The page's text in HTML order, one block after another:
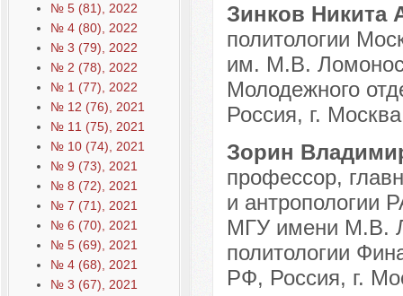
№ 5 (81), 2022
№ 4 (80), 2022
№ 3 (79), 2022
№ 2 (78), 2022
№ 1 (77), 2022
№ 12 (76), 2021
№ 11 (75), 2021
№ 10 (74), 2021
№ 9 (73), 2021
№ 8 (72), 2021
№ 7 (71), 2021
№ 6 (70), 2021
№ 5 (69), 2021
№ 4 (68), 2021
№ 3 (67), 2021
Зинков Никита
политологии
им. М.В.
Молодежного
Россия, г.
Зорин
профессор,
и антропологии
МГУ имени М.В.
политологии
РФ, Россия, г.